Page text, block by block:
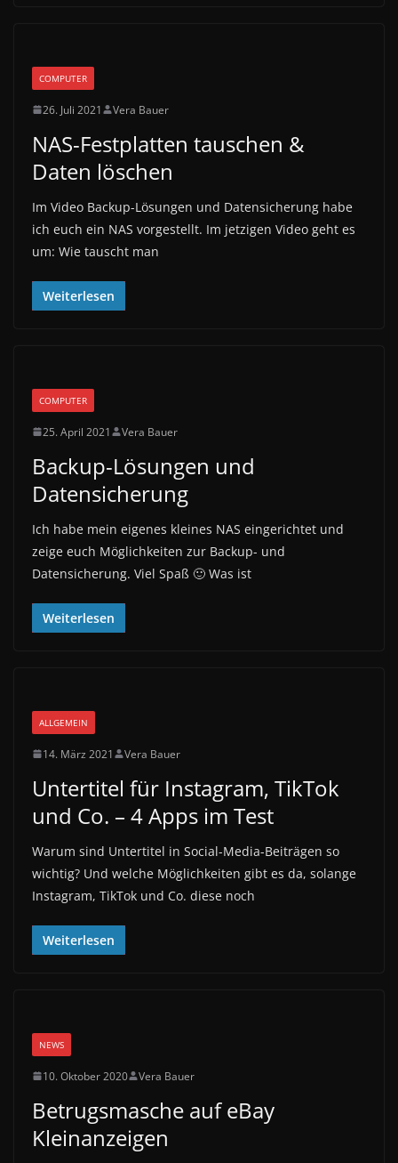
COMPUTER
26. Juli 2021 Vera Bauer
NAS-Festplatten tauschen &
Daten löschen
Im Video Backup-Lösungen und Datensicherung habe
ich euch ein NAS vorgestellt. Im jetzigen Video geht es
um: Wie tauscht man
Weiterlesen
COMPUTER
25. April 2021 Vera Bauer
Backup-Lösungen und
Datensicherung
Ich habe mein eigenes kleines NAS eingerichtet und
zeige euch Möglichkeiten zur Backup- und
Datensicherung. Viel Spaß 🙂 Was ist
Weiterlesen
ALLGEMEIN
14. März 2021 Vera Bauer
Untertitel für Instagram, TikTok
und Co. – 4 Apps im Test
Warum sind Untertitel in Social-Media-Beiträgen so
wichtig? Und welche Möglichkeiten gibt es da, solange
Instagram, TikTok und Co. diese noch
Weiterlesen
NEWS
10. Oktober 2020 Vera Bauer
Betrugsmasche auf eBay
Kleinanzeigen